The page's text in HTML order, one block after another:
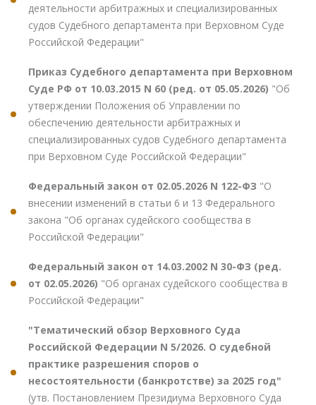
деятельности арбитражных и специализированных
судов Судебного департамента при Верховном Суде
Российской Федерации"
Приказ Судебного департамента при Верховном
Суде РФ от 10.03.2015 N 60 (ред. от 05.05.2026) "Об
утверждении Положения об Управлении по
обеспечению деятельности арбитражных и
специализированных судов Судебного департамента
при Верховном Суде Российской Федерации"
Федеральный закон от 02.05.2026 N 122-ФЗ "О
внесении изменений в статьи 6 и 13 Федерального
закона "Об органах судейского сообщества в
Российской Федерации"
Федеральный закон от 14.03.2002 N 30-ФЗ (ред.
от 02.05.2026) "Об органах судейского сообщества в
Российской Федерации"
"Тематический обзор Верховного Суда
Российской Федерации N 5/2026. О судебной
практике разрешения споров о
несостоятельности (банкротстве) за 2025 год"
(утв. Постановлением Президиума Верховного Суда